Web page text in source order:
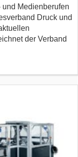
Medienberufen
Druck und
der Verband